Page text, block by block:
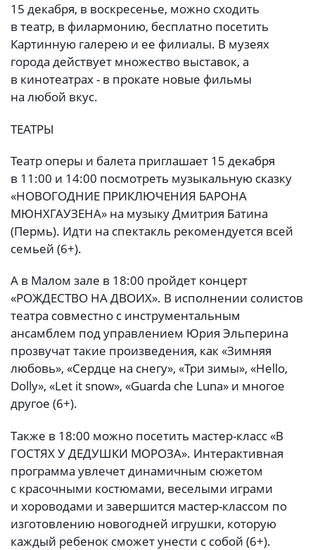
15 декабря, в воскресенье, можно сходить
в театр, в филармонию, бесплатно посетить
Картинную галерею и ее филиалы. В музеях
города действует множество выставок, а
в кинотеатрах - в прокате новые фильмы
на любой вкус.
ТЕАТРЫ
Театр оперы и балета приглашает 15 декабря
в 11:00 и 14:00 посмотреть музыкальную сказку
«НОВОГОДНИЕ ПРИКЛЮЧЕНИЯ БАРОНА
МЮНХГАУЗЕНА» на музыку Дмитрия Батина
(Пермь). Идти на спектакль рекомендуется всей
семьей (6+).
А в Малом зале в 18:00 пройдет концерт
«РОЖДЕСТВО НА ДВОИХ». В исполнении солистов
театра совместно с инструментальным
ансамблем под управлением Юрия Эльперина
прозвучат такие произведения, как «Зимняя
любовь», «Сердце на снегу», «Три зимы», «Hello,
Dolly», «Let it snow», «Guarda che Luna» и многое
другое (6+).
Также в 18:00 можно посетить мастер-класс «В
ГОСТЯХ У ДЕДУШКИ МОРОЗА». Интерактивная
программа увлечет динамичным сюжетом
с красочными костюмами, веселыми играми
и хороводами и завершится мастер-классом по
изготовлению новогодней игрушки, которую
каждый ребенок сможет унести с собой (6+).